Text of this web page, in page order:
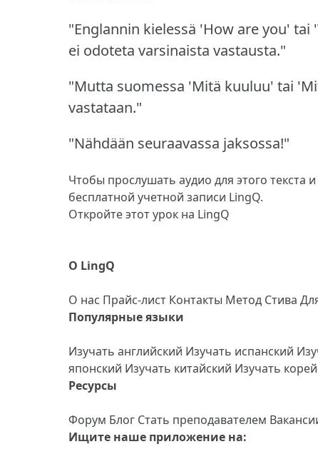
"Englannin kielessä 'How are you'
ei odoteta varsinaista vastausta."
"Mutta suomessa 'Mitä kuuluu' tai
vastataan."
"Nähdään seuraavassa jaksossa!"
Чтобы прослушать аудио для этого текста
бесплатной учетной записи LingQ.
Откройте этот урок на LingQ
О LingQ
О нас Прайс-лист Контакты Метод Стива
Популярные языки
Изучать английский Изучать испанский
японский Изучать китайский Изучать
Ресурсы
Форум Блог Стать преподавателем
Ищите наше приложение на: